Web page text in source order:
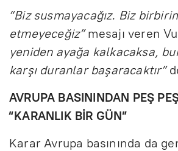
“Biz susmayacağız. Biz
etmeyeceğiz”mesajı veren
yeniden ayağa kalkacaksa,
karşı duranlar başaracaktır”
AVRUPA BASININDAN PEŞ
“KARANLIK BİR GÜN”
Karar Avrupa basınında da